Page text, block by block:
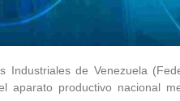
de Venezuela
aparato productivo nacional